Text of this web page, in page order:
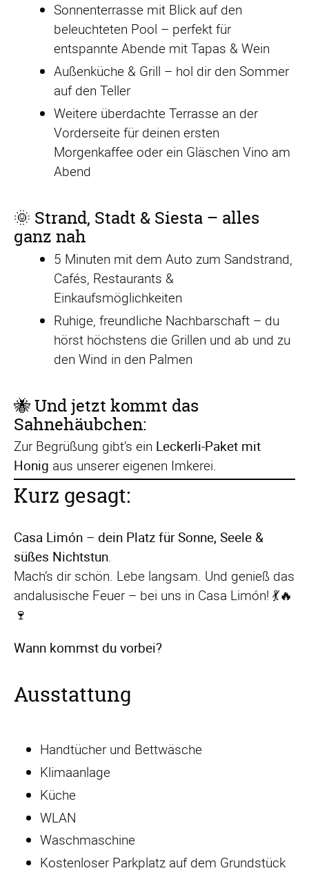
Sonnenterrasse mit Blick auf den
beleuchteten Pool – perfekt für
entspannte Abende mit Tapas & Wein
Außenküche & Grill – hol dir den Sommer
auf den Teller
Weitere überdachte Terrasse an der
Vorderseite für deinen ersten
Morgenkaffee oder ein Gläschen Vino am
Abend
🌞 Strand, Stadt & Siesta – alles
ganz nah
5 Minuten mit dem Auto zum Sandstrand,
Cafés, Restaurants &
Einkaufsmöglichkeiten
Ruhige, freundliche Nachbarschaft – du
hörst höchstens die Grillen und ab und zu
den Wind in den Palmen
🐝 Und jetzt kommt das
Sahnehäubchen:
Zur Begrüßung gibt’s ein Leckerli-Paket mit
Honig aus unserer eigenen Imkerei.
Kurz gesagt:
Casa Limón – dein Platz für Sonne, Seele &
süßes Nichtstun.
Mach’s dir schön. Lebe langsam. Und genieß das
andalusische Feuer – bei uns in Casa Limón! 💃🔥
🍷
Wann kommst du vorbei?
Ausstattung
Handtücher und Bettwäsche
Klimaanlage
Küche
WLAN
Waschmaschine
Kostenloser Parkplatz auf dem Grundstück